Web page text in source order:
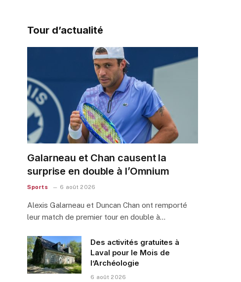
Tour d’actualité
Galarneau et Chan causent la
surprise en double à l’Omnium
Sports 6 août 2026
Alexis Galarneau et Duncan Chan ont remporté
leur match de premier tour en double à…
Des activités gratuites à
Laval pour le Mois de
l’Archéologie
6 août 2026